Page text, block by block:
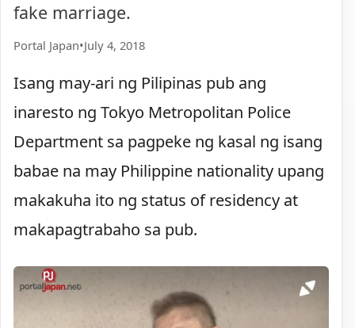
fake marriage.
Portal Japan•July 4, 2018
Isang may-ari ng Pilipinas pub ang
inaresto ng Tokyo Metropolitan Police
Department sa pagpeke ng kasal ng isang
babae na may Philippine nationality upang
makakuha ito ng status of residency at
makapagtrabaho sa pub.